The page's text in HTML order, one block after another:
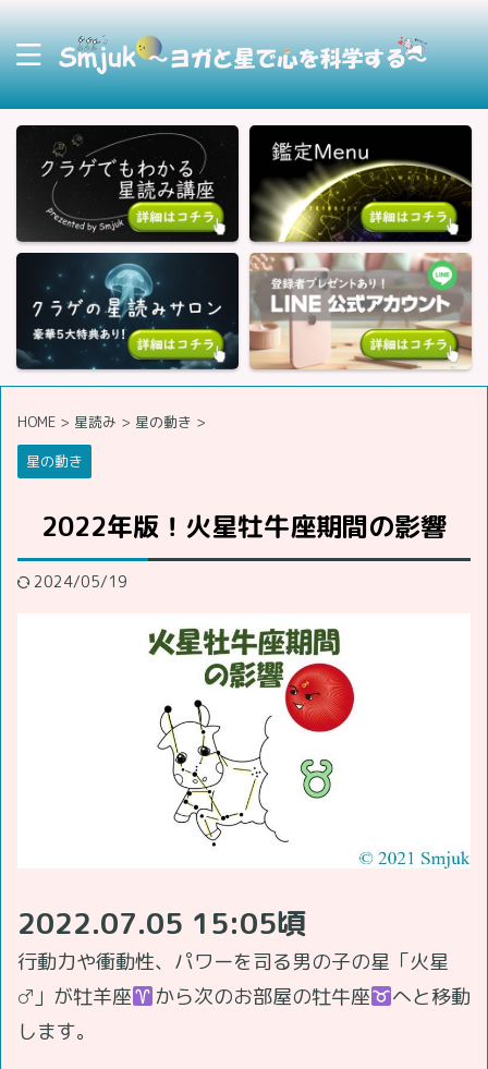
HOME > 星読み > 星の動き >
星の動き
2022年版！火星牡牛座期間の影響
2024/05/19
2022.07.05 15:05頃
行動力や衝動性、パワーを司る男の子の星「火星
♂」が牡羊座
から次のお部屋の牡牛座
へと移動
します。